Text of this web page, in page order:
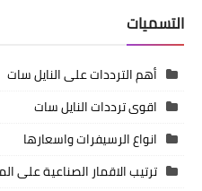
التسميات
أهم الترددات على النايل سات
اقوى ترددات النايل سات
انواع الرسيفرات واسعارها
ترتيب الاقمار الصناعية على